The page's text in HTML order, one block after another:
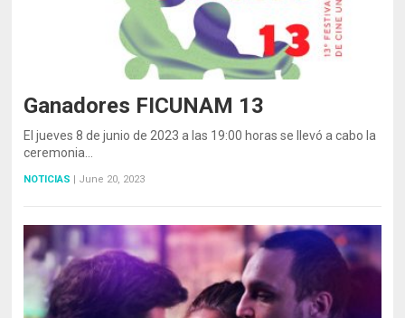
Ganadores FICUNAM 13
El jueves 8 de junio de 2023 a las 19:00 horas se llevó a cabo la
ceremonia…
NOTICIAS June 20, 2023